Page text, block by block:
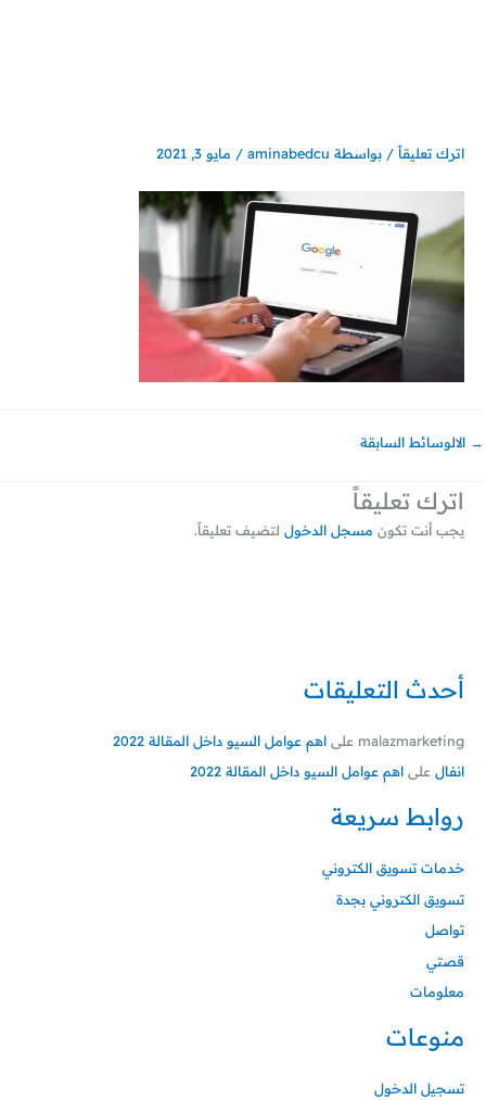
أحدث التعليقات
malazmarketing على اهم عوامل السيو داخل المقالة 2022
انفال على اهم عوامل السيو داخل المقالة 2022
روابط سريعة
خدمات تسويق الكتروني
تسويق الكتروني بجدة
تواصل
قصتي
معلومات
منوعات
تسجيل الدخول
اترك تعليقاً / بواسطة aminabedcu
/ مايو 3, 2021
→ الالوسائط السابقة
اترك تعليقاً
يجب أنت تكون مسجل الدخول لتضيف تعليقاً.